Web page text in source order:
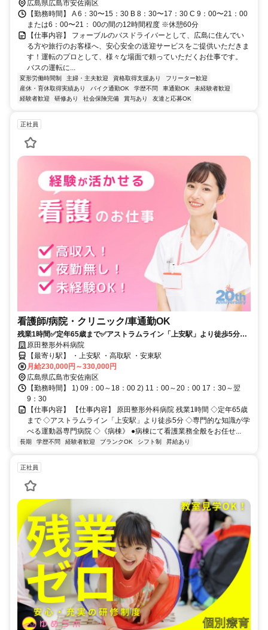
広島県広島市安佐南区
【勤務時間】 A 6：30〜15：30 B 8：30〜17：30 C 9：00〜21：00
または6：00〜21： 00の間の12時間程度 ※休憩60分
【仕事内容】 フォーブルのバスドライバーとして、広島に住んでい
る方や旅行のお客様へ、安心安全の送迎サービスをご提供いただきま
す！運転のプロとして、様々な場面で頼っていただくお仕事です。
バスの運転に...
変形労働時間制 主婦・主夫歓迎 資格取得支援あり
フリーター歓迎
産休・育休取得実績あり
バイク通勤OK 学歴不問 車通勤OK
未経験者歓迎
経験者歓迎
研修あり 社会保険完備 賞与あり 友達と応募OK
正社員
看護師/病院・クリニック/車通勤OK
残業1時間✅定年65歳まで✅アストラムライン「上安駅」より徒歩5分✅
専門的な知識が学べる運動器専門病院✅《病棟》
原田整形外科病院
【最寄り駅】 ・上安駅 ・高取駅 ・安東駅
月給230,000円～330,000円
広島県広島市安佐南区
【勤務時間】 1) 09：00～18：00 2) 11：00～20：00 17：30～翌
9：30
【仕事内容】 【仕事内容】 原田整形外科病院 残業1時間 ◇定年65歳
まで ◇アストラムライン「上安駅」より徒歩5分 ◇専門的な知識が学
べる運動器専門病院 ◇《病棟》 ●病棟にて看護業務全般をお任せ...
長期 学歴不問 経験者歓迎 ブランクOK シフト制 昇給あり
正社員